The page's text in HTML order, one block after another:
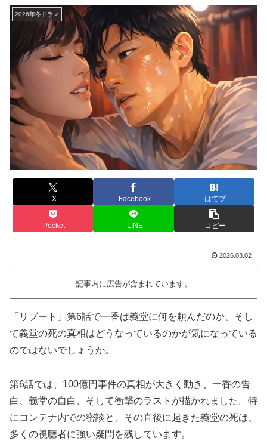
2026年冬ドラマ
X Facebook はてブ
Pocket LINE コピー
2026.03.02
記事内に広告が含まれています。
「リブート」第6話で一香は義堂に何を頼んだのか、そし
て義堂の死の真相はどうなっているのかが気になっている
のではないでしょうか。
第6話では、100億円事件の真相が大きく動き、一香の告
白、義堂の自白、そして衝撃のラストが描かれました。特
にコンテナ内での密談と、その直後に起きた義堂の死は、
多くの視聴者に強い疑問を残しています。